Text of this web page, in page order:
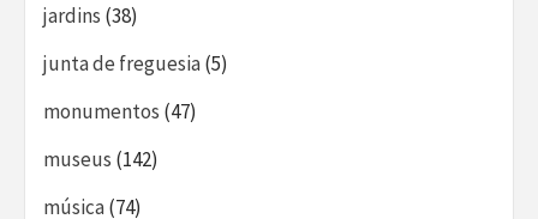
jardins (38)
junta de freguesia(5)
monumentos (47)
museus (142)
música(74)